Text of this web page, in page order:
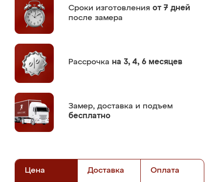
Сроки изготовления от 7 дней
после замера
Рассрочка на 3, 4, 6 месяцев
Замер, доставка и подъем
бесплатно
Цена Доставка Оплата